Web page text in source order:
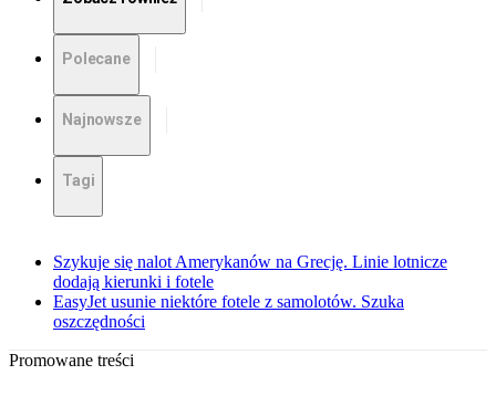
Polecane
Najnowsze
Tagi
Szykuje się nalot Amerykanów na Grecję. Linie lotnicze
dodają kierunki i fotele
EasyJet usunie niektóre fotele z samolotów. Szuka
oszczędności
Promowane treści